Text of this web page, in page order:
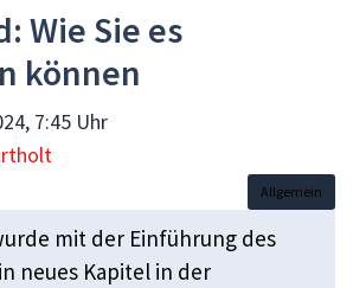
Wie Sie es
können
7:45 Uhr
Allgemein
mit der Einführung des
neues Kapitel in der